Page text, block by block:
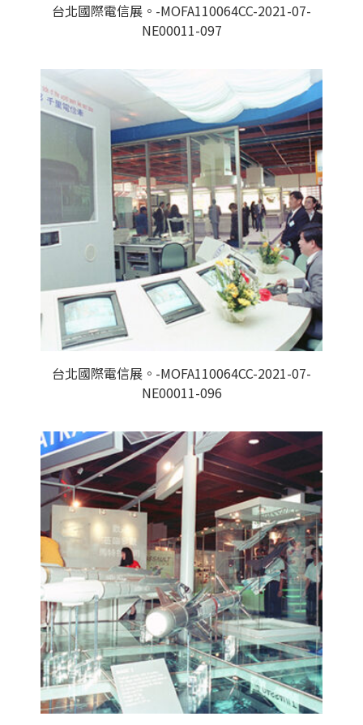
台北國際電信展。-MOFA110064CC-2021-07-
NE00011-097
台北國際電信展。-MOFA110064CC-2021-07-
NE00011-096